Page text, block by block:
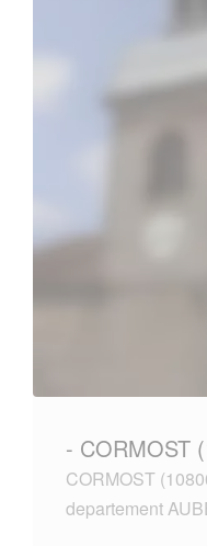
- CORMOST
CORMOST
departement